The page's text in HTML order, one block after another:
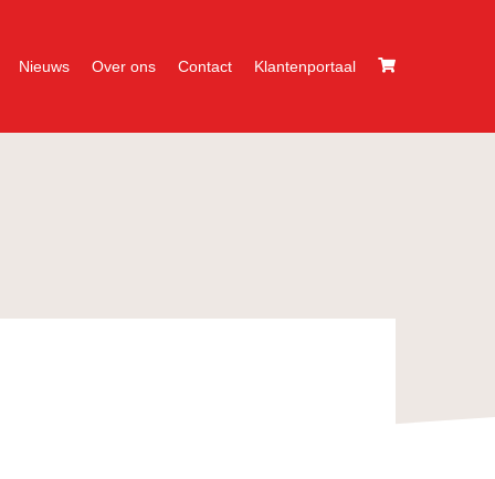
Nieuws Over ons Contact Klantenportaal